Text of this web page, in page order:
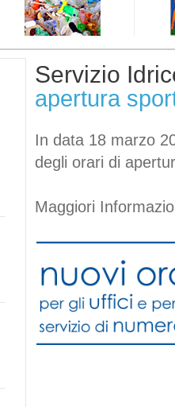
Servizio
apertura
In data 18 marzo
degli orari di
Maggiori